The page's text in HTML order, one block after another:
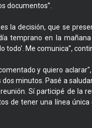
documentos”.
la decisión, que se
temprano en la
todo’. Me comunica”,
y quiero
minutos. Pasé a
Sí participé de la
de tener una línea